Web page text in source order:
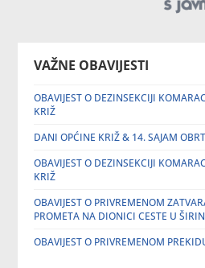
VAŽNE OBAVIJESTI
OBAVIJEST O DEZINSEKCIJI
KRIŽ
DANI OPĆINE KRIŽ & 14. SAJAM
OBAVIJEST O DEZINSEKCIJI
KRIŽ
OBAVIJEST O PRIVREMENOM
PROMETA NA DIONICI CESTE U
OBAVIJEST O PRIVREMENOM